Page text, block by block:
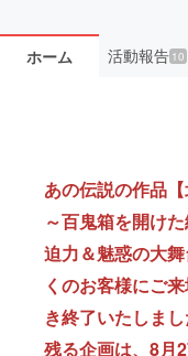
ホーム 活動報告10
あの伝説の作品
～百鬼箱を開け
迫力＆魅惑の大
くのお客様にご
き終了いたしまし
残る企画は、8月